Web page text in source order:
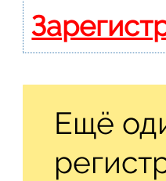
Ещё